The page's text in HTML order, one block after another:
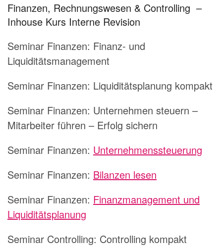
Finanzen, Rechnungswesen & Controlling –
Inhouse Kurs Interne Revision
Seminar Finanzen: Finanz- und
Liquiditätsmanagement
Seminar Finanzen: Liquiditätsplanung kompakt
Seminar Finanzen: Unternehmen steuern –
Mitarbeiter führen – Erfolg sichern
Seminar Finanzen: Unternehmenssteuerung
Seminar Finanzen: Bilanzen lesen
Seminar Finanzen: Finanzmanagement und
Liquiditätsplanung
Seminar Controlling: Controlling kompakt